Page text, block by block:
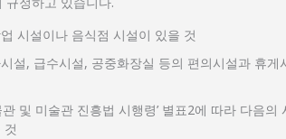
시설이나 음식점 시설이 있을 것
설, 급수시설, 공중화장실 등의 편의시설과 휴게
관 및 미술관 진흥법 시행령’ 별표2에 따라 다음의
것